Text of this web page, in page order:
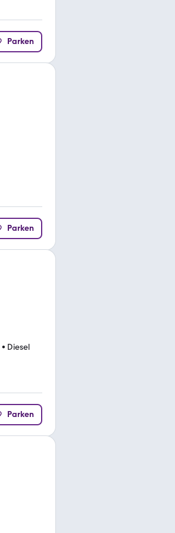
Parken
Parken
• Diesel
Parken